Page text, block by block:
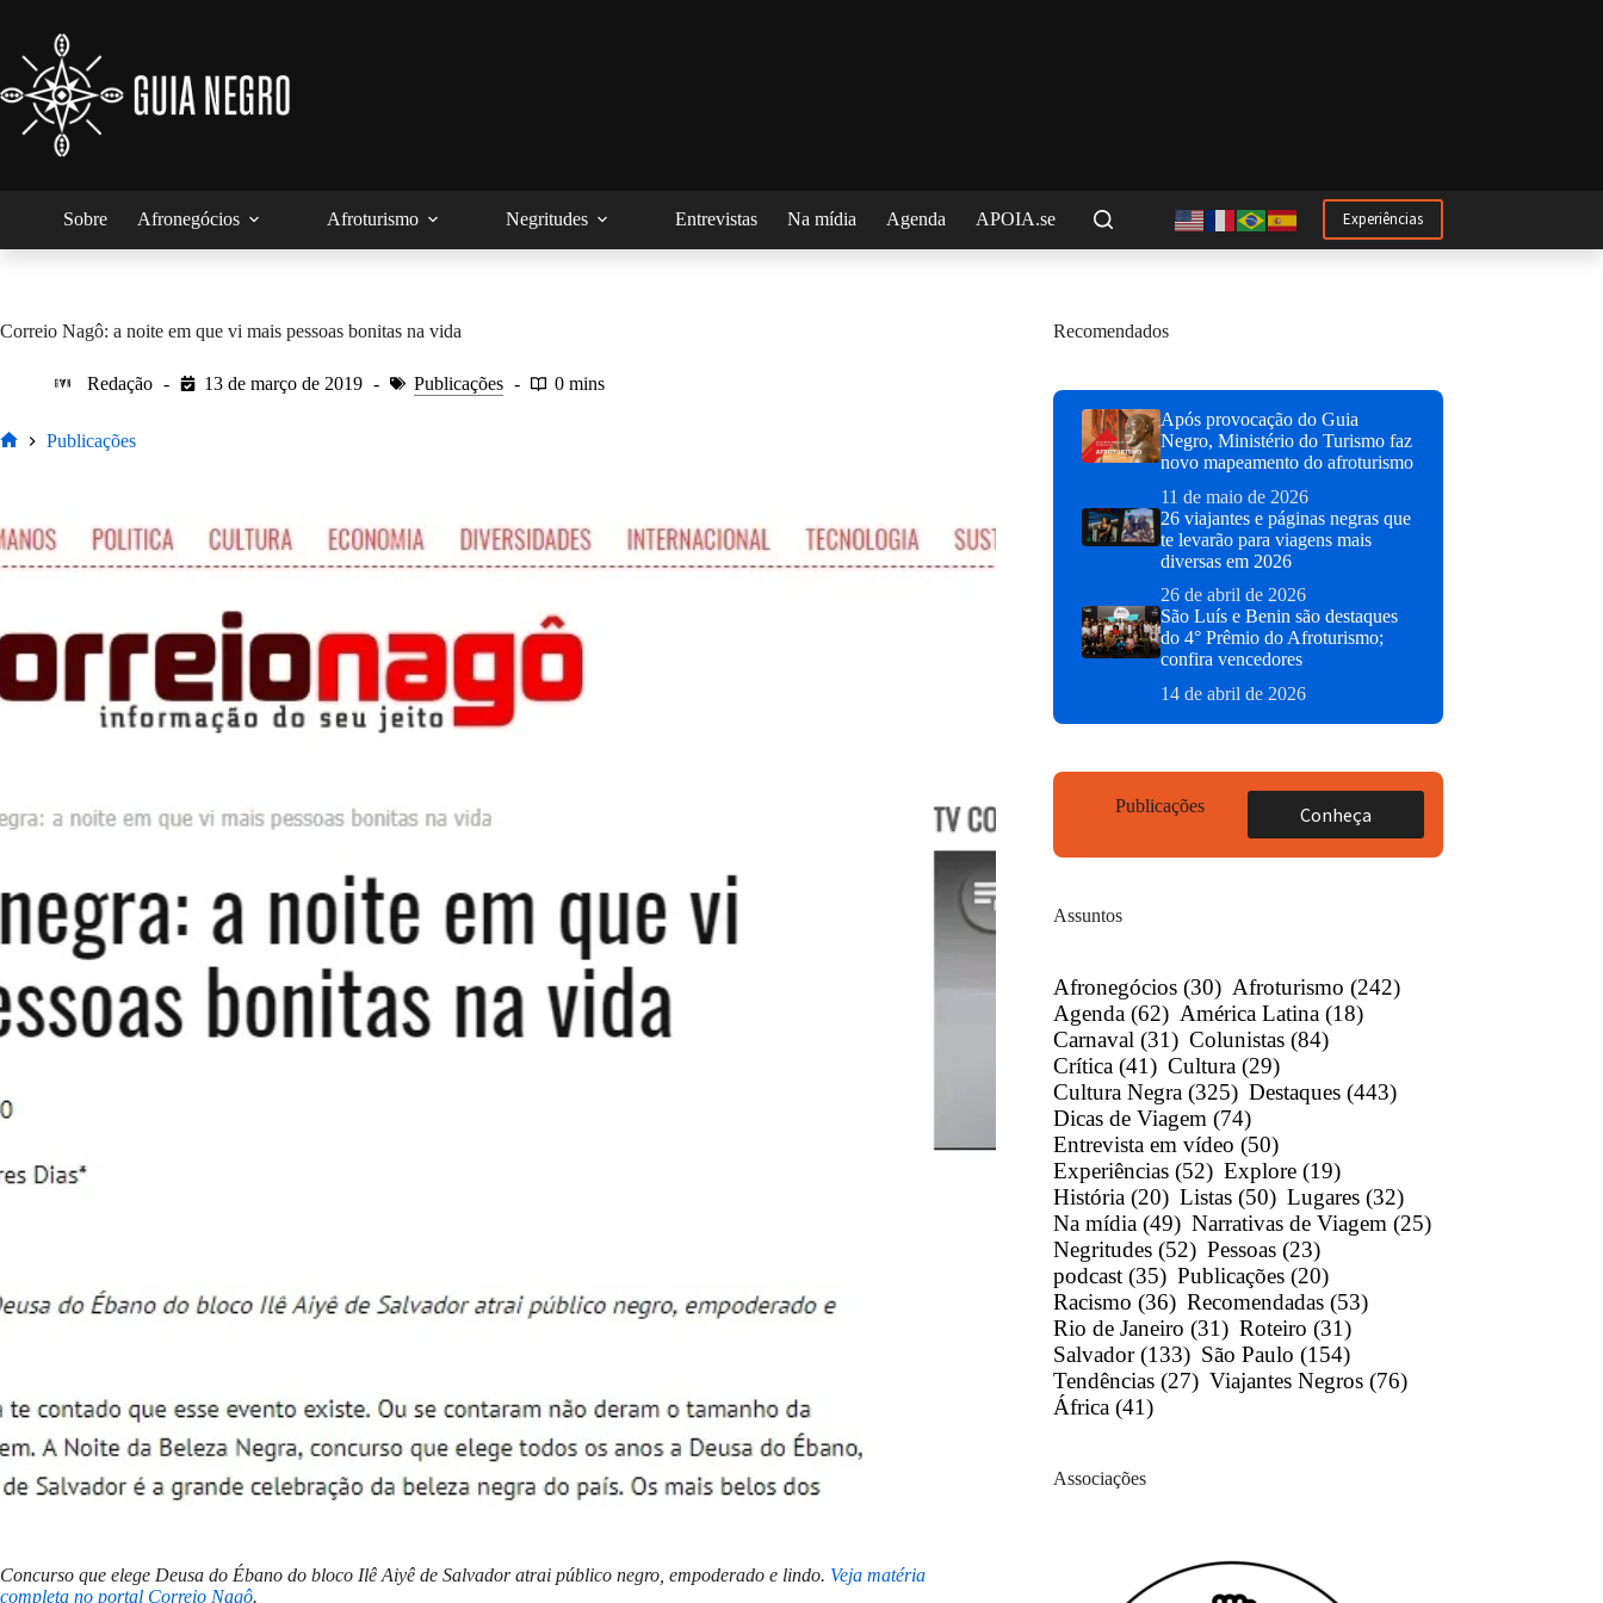
conteúdo
Sobre Afronegócios Afroturismo Negritudes Entrevistas Na mídia Agenda APOIA.se Experiências
Correio Nagô: a noite em que vi mais pessoas bonitas na vida
Redação 13 de março de 2019 Publicações 0 mins
Publicações
Concurso que elege Deusa do Ébano do bloco Ilê Aiyê de Salvador atrai público negro, empoderado e lindo. Veja matéria
completa no portal Correio Nagô.
Recomendados
Após provocação do Guia
Negro, Ministério do Turismo faz
novo mapeamento do afroturismo
11 de maio de 2026
26 viajantes e páginas negras que
te levarão para viagens mais
diversas em 2026
26 de abril de 2026
São Luís e Benin são destaques
do 4° Prêmio do Afroturismo;
confira vencedores
14 de abril de 2026
Publicações Conheça
Assuntos
Afronegócios (30) Afroturismo (242)
Agenda (62) América Latina (18)
Carnaval (31) Colunistas (84)
Crítica (41) Cultura (29)
Cultura Negra (325) Destaques (443)
Dicas de Viagem (74)
Entrevista em vídeo (50)
Experiências (52) Explore (19)
História (20) Listas (50) Lugares (32)
Na mídia (49) Narrativas de Viagem (25)
Negritudes (52) Pessoas (23)
podcast (35) Publicações (20)
Racismo (36) Recomendadas (53)
Rio de Janeiro (31) Roteiro (31)
Salvador (133) São Paulo (154)
Tendências (27) Viajantes Negros (76)
África (41)
Associações